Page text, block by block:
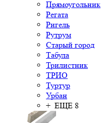
Прямоугольник
Регата
Ригель
Рутрум
Старый город
Табула
Трилистник
ТРИО
Туртур
Урбан
+ ЕЩЕ 8